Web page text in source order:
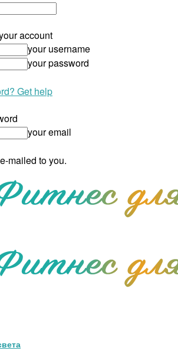
account
your username
your password
Get help
your email
mailed to you.